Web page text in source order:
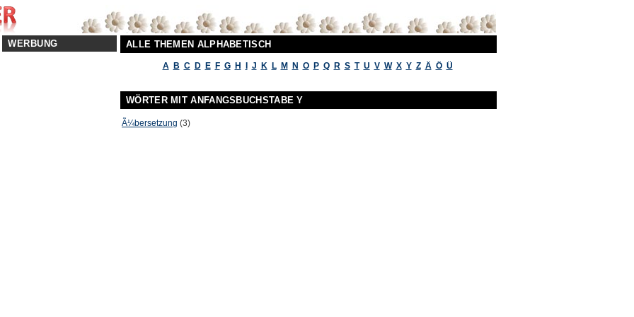
ALLE THEMEN ALPHABETISCH
A B C D E F G H J K L M N O P Q R S T U V W X Y Z Ä Ö Ü
WÖRTER MIT ANFANGSBUCHSTABE Y
Ã¼bersetzung (3)
WERBUNG